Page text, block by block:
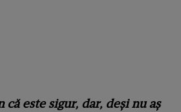
că este sigur, dar, deși nu aș